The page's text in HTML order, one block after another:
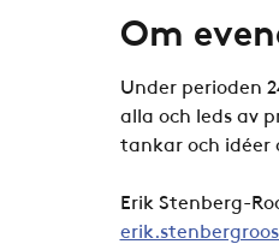
Om
Under perioden
alla och leds av
tankar och idéer
Erik Stenberg-